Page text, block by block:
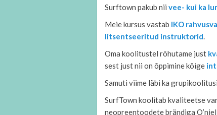
Surftown pakub nii vee- kui ka
Meie kursus vastab IKO
litsentseeritud instruktorid.
Oma koolitustel rõhutame just
sest just nii on õppimine kõige
Samuti viime läbi ka
SurfTown koolitab kvaliteetse
neopreentoodete brändiga